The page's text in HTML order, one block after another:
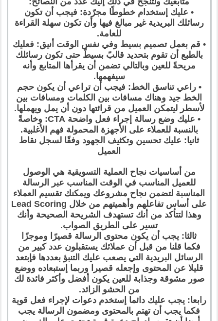
• عليك إستخدام خطوطًا مجرّدة: فيجب أن تكون
رسائلك البريدية غير مبالغ فيها وأن تكون سهلة القراءة
للعامة.
• قم بعمل تصميم بسيط وفي نفس الوقت أنيق: فعليك
بالطبع أن تقوم بتحديد قالبً بسيطً حتى تكون رسائلك
مريحةً للعين وبالتالي تضمن أن يقرأها المتابع وأنه
سيفهمها.
• راعي تناسق الخط: فيجب أن تراعي أن يكون حجم
الخط جيد وهناك مسافات بين الكلمات ومسافات بين
لأسطر ليتمكن العميل من قرائتها دون أن يمل ويهملها.
• عليك وضع رسالة إجراء فعل واضحة CTA: وخاصةً
بالنسبة للعملاء على الأجهزة المحمولة فهم الأغلبية.
ثانيا: عليك تحسين وتكثيف الجهود وفقًا لسجل نقاط
العميل
من أساسيات نجاح العملية التسويقية هي الوصول
للعميل المناسب في الوقت المناسب عبر الرسالة
المناسبة لتضمن نجاح مشروعك ويمكنك تقسيم العملاء
على أساس تفاعلهم وأهميتهم من خلال Lead Scoring
وهذا لتتأكد من أنك تستهدف الشريحة الصحيحة وأنك
تسير على الطريق الصواب.
ثالثا: يجب أن يكون محتوى الرسالة قصيرًا وموجزًا
فكما قلنا من قبل أن عملائك يستقبلون عدد كبير من
الرسائل البريدية التي يصعب عليك التنبؤ بعددها فإبتعد
قليلا عن المحتوى وإجعله قصيرا وربما إستبعاده ووضع
صور مشوقة وجذابة للعين يكون أفضل وأكثر فائدة لك
من الحشو الزائد.
رابعا: يجب عليك دائما إستخدم دعوات لإجراء فعل قوية
فكما يجب أن تهتم بالمحتوى ومضمون الرسالة يجب